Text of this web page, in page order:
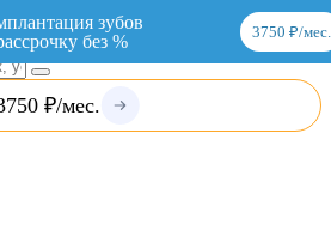
₽/мес.
зубов
без %
3750 ₽/мес.